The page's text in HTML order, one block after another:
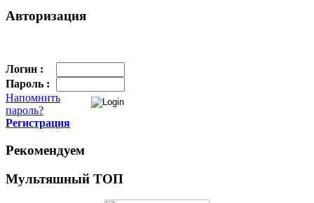
Авторизация
Логин :
Пароль :
Напомнить
пароль?
Регистрация
Рекомендуем
Мультяшный ТОП